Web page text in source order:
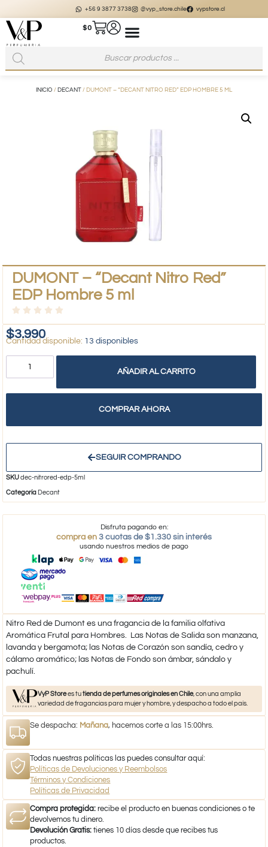
+56 9 3877 3738 @vyp_store.chile vypstore.cl
$0
INICIO / DECANT / DUMONT – “DECANT NITRO RED” EDP HOMBRE 5 ML
DUMONT – “Decant Nitro Red”
EDP Hombre 5 ml
$3.990 13 disponibles
AÑADIR AL CARRITO
COMPRAR AHORA
SEGUIR COMPRANDO
SKUdec-nitrored-edp-5ml
Categoría Decant
Disfruta pagando en:
compra en 3 cuotas de $1.330 sin interés
usando nuestros medios de pago
Nitro Red de Dumont es una fragancia de la familia olfativa
Aromática Frutal para Hombres. Las Notas de Salida son manzana,
lavanda y bergamota; las Notas de Corazón son sandía, cedro y
cálamo aromático; las Notas de Fondo son ámbar, sándalo y
pachulí.
VyP Storees tutienda de perfumes originales en Chile, con una amplia
variedad de fragancias para mujer y hombre, y despacho a todo el país.
Se despacha: Mañana, hacemos corte a las 15:00hrs.
Todas nuestras políticas las puedes consultar aquí:
Políticas de Devoluciones y Reembolsos
Términos y Condiciones
Políticas de Privacidad
Compra protegida: recibe el producto en buenas condiciones o te
devolvemos tu dinero.
Devolución Gratis: tienes 10 días desde que recibes tus
productos.